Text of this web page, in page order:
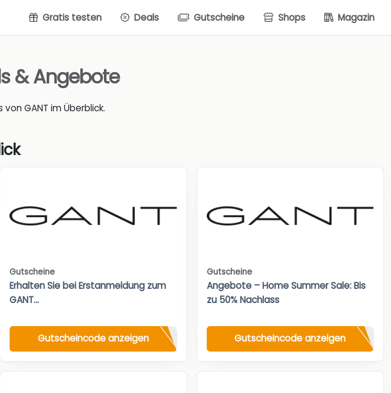
Gratis testen Deals Gutscheine Shops Magazin
& Angebote
GANT im Überblick.
Gutscheine
Erhalten Sie bei Erstanmeldung zum
GANT...
Gutscheincode anzeigen
Gutscheine
Angebote – Home Summer Sale: Bis
zu 50% Nachlass
Gutscheincode anzeigen